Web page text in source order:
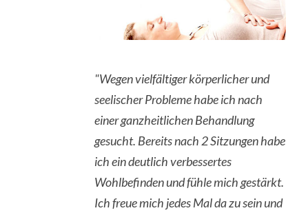
"Wegen vielfältiger körperlicher und
seelischer Probleme habe ich nach
einer ganzheitlichen Behandlung
gesucht. Bereits nach 2 Sitzungen habe
ich ein deutlich verbessertes
Wohlbefinden und fühle mich gestärkt.
Ich freue mich jedes Mal da zu sein und